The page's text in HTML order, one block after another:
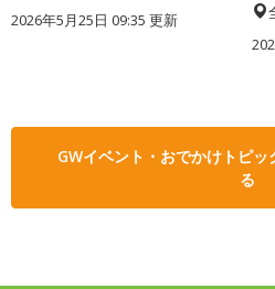
2026年5月25日 09:35 更新
GWイベント・おでかけトピ
る